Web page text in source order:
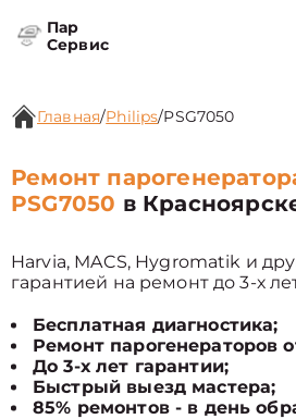
Пар
Сервис
Главная/Philips/PSG7050
Ремонт
PSG7050 в
Harvia, MACS, Hygromatik и
гарантией на ремонт до 3-х
Бесплатная диагностика;
Ремонт парогенераторов
До 3-х лет гарантии;
Быстрый выезд мастера;
85% ремонтов - в день